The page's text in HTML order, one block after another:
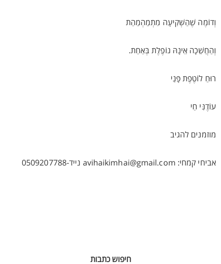
וְדוֹמֶה שֶׁהַשְּׁקִיעָה מִתְמַהְמַהַת
וְהַחֲשֵׁכָה אֵינָהּ נוֹפֶלֶת בְּאַחַת.
רוּחַ לוֹטֶפֶת פָּנַי
עוֹדֶנִּי חַי
מוזמנים להגיב
אביחי קמחי: avihaikimhai@gmail.com נייד-0509207788
חיפוש כתבות